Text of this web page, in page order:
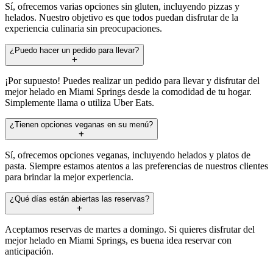
Sí, ofrecemos varias opciones sin gluten, incluyendo pizzas y
helados. Nuestro objetivo es que todos puedan disfrutar de la
experiencia culinaria sin preocupaciones.
¿Puedo hacer un pedido para llevar?
¡Por supuesto! Puedes realizar un pedido para llevar y disfrutar del
mejor helado en Miami Springs desde la comodidad de tu hogar.
Simplemente llama o utiliza Uber Eats.
¿Tienen opciones veganas en su menú?
Sí, ofrecemos opciones veganas, incluyendo helados y platos de
pasta. Siempre estamos atentos a las preferencias de nuestros clientes
para brindar la mejor experiencia.
¿Qué días están abiertas las reservas?
Aceptamos reservas de martes a domingo. Si quieres disfrutar del
mejor helado en Miami Springs, es buena idea reservar con
anticipación.